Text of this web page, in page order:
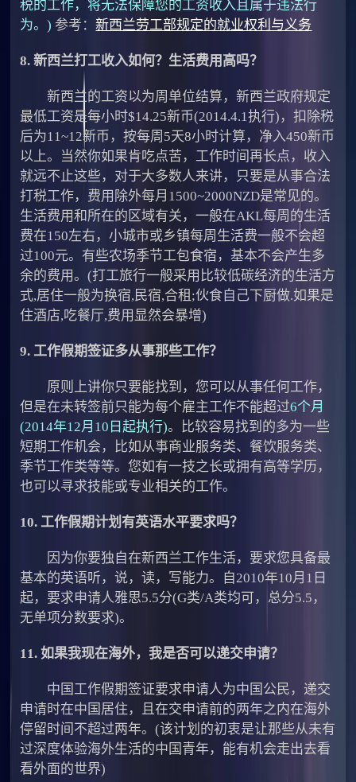
税的工作，将无法保障您的工资收入且属于违法行
为。) 参考：新西兰劳工部规定的就业权利与义务
8. 新西兰打工收入如何？生活费用高吗？
新西兰的工资以为周单位结算，新西兰政府规定
最低工资是每小时$14.25新币(2014.4.1执行)，扣除税
后为11~12新币，按每周5天8小时计算，净入450新币
以上。当然你如果肯吃点苦，工作时间再长点，收入
就远不止这些，对于大多数人来讲，只要是从事合法
打税工作，费用除外每月1500~2000NZD是常见的。
生活费用和所在的区域有关，一般在AKL每周的生活
费在150左右，小城市或乡镇每周生活费一般不会超
过100元。有些农场季节工包食宿，基本不会产生多
余的费用。(打工旅行一般采用比较低碳经济的生活方
式,居住一般为换宿,民宿,合租;伙食自己下厨做.如果是
住酒店,吃餐厅,费用显然会暴增)
9. 工作假期签证多从事那些工作？
原则上讲你只要能找到，您可以从事任何工作，
但是在未转签前只能为每个雇主工作不能超过6个月
(2014年12月10日起执行)。比较容易找到的多为一些
短期工作机会，比如从事商业服务类、餐饮服务类、
季节工作类等等。您如有一技之长或拥有高等学历，
也可以寻求技能或专业相关的工作。
10. 工作假期计划有英语水平要求吗？
因为你要独自在新西兰工作生活，要求您具备最
基本的英语听，说，读，写能力。自2010年10月1日
起，要求申请人雅思5.5分(G类/A类均可，总分5.5，
无单项分数要求)。
11. 如果我现在海外，我是否可以递交申请？
中国工作假期签证要求申请人为中国公民，递交
申请时在中国居住，且在交申请前的两年之内在海外
停留时间不超过两年。(该计划的初衷是让那些从未有
过深度体验海外生活的中国青年，能有机会走出去看
看外面的世界)